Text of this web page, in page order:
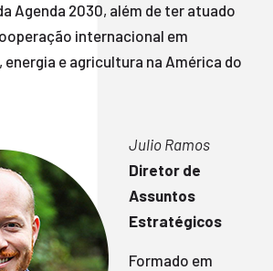
Agenda 2030, além de ter atuado
internacional em
e agricultura na América do
Julio Ramos
Diretor de
Assuntos
Estratégicos
Formado em